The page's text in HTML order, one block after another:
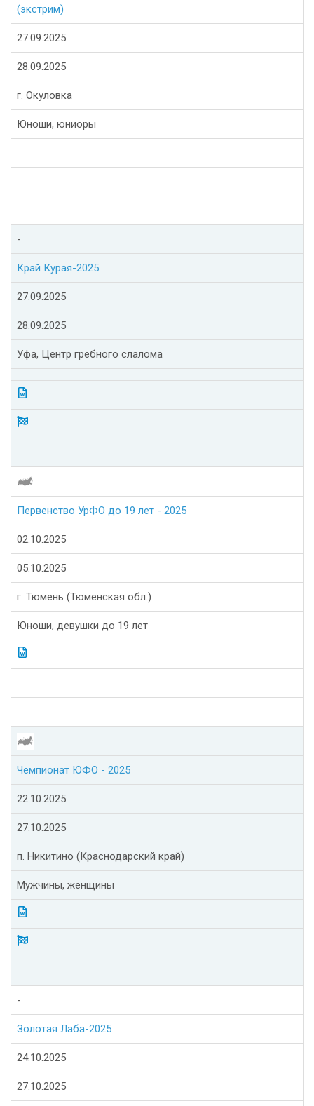
(экстрим)
27.09.2025
28.09.2025
г. Окуловка
Юноши, юниоры
-
Край Курая-2025
27.09.2025
28.09.2025
Уфа, Центр гребного слалома
Первенство УрФО до 19 лет - 2025
02.10.2025
05.10.2025
г. Тюмень (Тюменская обл.)
Юноши, девушки до 19 лет
Чемпионат ЮФО - 2025
22.10.2025
27.10.2025
п. Никитино (Краснодарский край)
Мужчины, женщины
-
Золотая Лаба-2025
24.10.2025
27.10.2025